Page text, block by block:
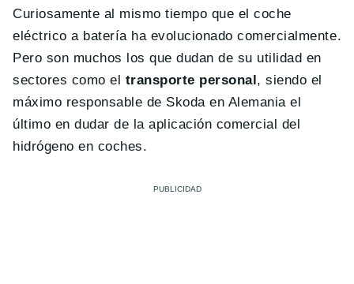
Curiosamente al mismo tiempo que el coche
eléctrico a batería ha evolucionado comercialmente.
Pero son muchos los que dudan de su utilidad en
sectores como el transporte personal, siendo el
máximo responsable de Skoda en Alemania el
último en dudar de la aplicación comercial del
hidrógeno en coches.